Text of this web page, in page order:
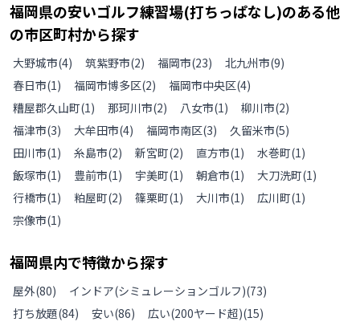
福岡県の安いゴルフ練習場(打ちっぱなし)のある他
の市区町村から探す
大野城市(4) 筑紫野市(2) 福岡市(23) 北九州市(9)
春日市(1) 福岡市博多区(2) 福岡市中央区(4)
糟屋郡久山町(1) 那珂川市(2) 八女市(1) 柳川市(2)
福津市(3) 大牟田市(4) 福岡市南区(3) 久留米市(5)
田川市(1) 糸島市(2) 新宮町(2) 直方市(1) 水巻町(1)
飯塚市(1) 豊前市(1) 宇美町(1) 朝倉市(1) 大刀洗町(1)
行橋市(1) 粕屋町(2) 篠栗町(1) 大川市(1) 広川町(1)
宗像市(1)
福岡県内で特徴から探す
屋外(80) インドア(シミュレーションゴルフ)(73)
打ち放題(84) 安い(86) 広い(200ヤード超)(15)